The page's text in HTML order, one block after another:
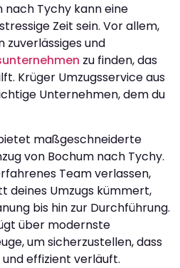
nach Tychy kann eine
Zeit sein. Vor allem,
zuverlässiges und
zu finden, das
Krüger Umzugsservice aus
Unternehmen, dem du
maßgeschneiderte
von Bochum nach Tychy.
Team verlassen,
deines Umzugs kümmert,
bis hin zur Durchführung.
über modernste
um sicherzustellen, dass
effizient verläuft.